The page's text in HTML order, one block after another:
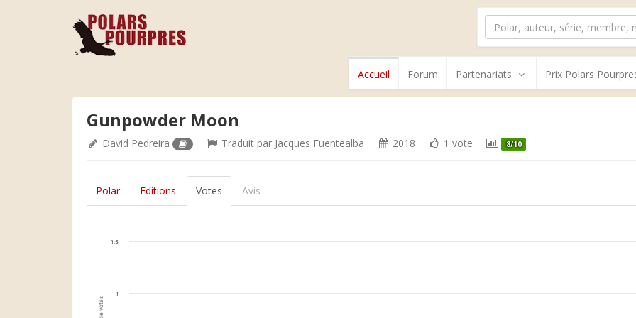
Accueil Forum Partenariats Prix Polars
Gunpowder Moon
David Pedreira Traduit par Jacques Fuentealba 2018 1 vote 8/10
Polar Editions Votes Avis
1
1.5